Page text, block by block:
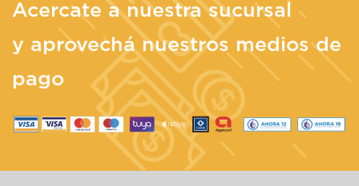
Acercate a nuestra sucursal
y aprovechá nuestros medios de
pago